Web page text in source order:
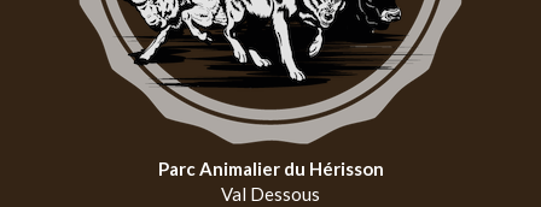
Parc Animalier du Hérisson
Val Dessous